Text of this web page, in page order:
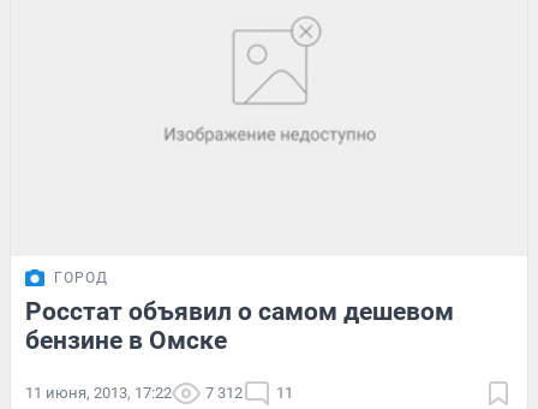
ГОРОД
Росстат объявил о самом дешевом
бензине в Омске
11 июня, 2013, 17:22 7 312 11